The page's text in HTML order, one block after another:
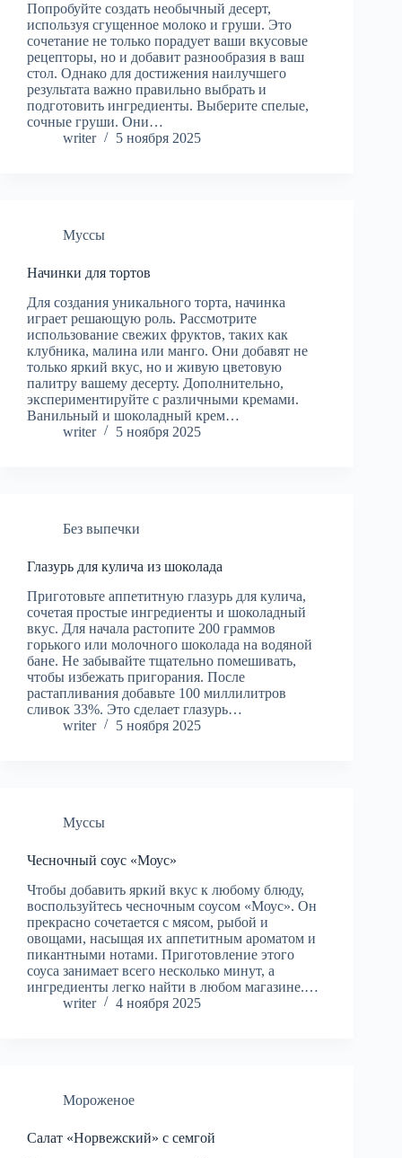
Попробуйте создать необычный десерт,
используя сгущенное молоко и груши. Это
сочетание не только порадует ваши вкусовые
рецепторы, но и добавит разнообразия в ваш
стол. Однако для достижения наилучшего
результата важно правильно выбрать и
подготовить ингредиенты. Выберите спелые,
сочные груши. Они…
writer
5 ноября 2025
Муссы
Начинки для тортов
Для создания уникального торта, начинка
играет решающую роль. Рассмотрите
использование свежих фруктов, таких как
клубника, малина или манго. Они добавят не
только яркий вкус, но и живую цветовую
палитру вашему десерту. Дополнительно,
экспериментируйте с различными кремами.
Ванильный и шоколадный крем…
writer
5 ноября 2025
Без выпечки
Глазурь для кулича из шоколада
Приготовьте аппетитную глазурь для кулича,
сочетая простые ингредиенты и шоколадный
вкус. Для начала растопите 200 граммов
горького или молочного шоколада на водяной
бане. Не забывайте тщательно помешивать,
чтобы избежать пригорания. После
растапливания добавьте 100 миллилитров
сливок 33%. Это сделает глазурь…
writer
5 ноября 2025
Муссы
Чесночный соус «Моус»
Чтобы добавить яркий вкус к любому блюду,
воспользуйтесь чесночным соусом «Моус». Он
прекрасно сочетается с мясом, рыбой и
овощами, насыщая их аппетитным ароматом и
пикантными нотами. Приготовление этого
соуса занимает всего несколько минут, а
ингредиенты легко найти в любом магазине.…
writer
4 ноября 2025
Мороженое
Салат «Норвежский» с семгой